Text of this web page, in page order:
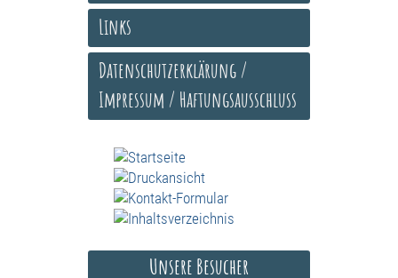
Links
Datenschutzerklärung /
Impressum / Haftungsausschluss
Unsere Besucher